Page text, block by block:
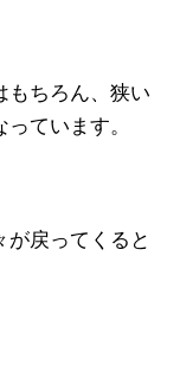
もちろん、狭い
ています。
が戻ってくると